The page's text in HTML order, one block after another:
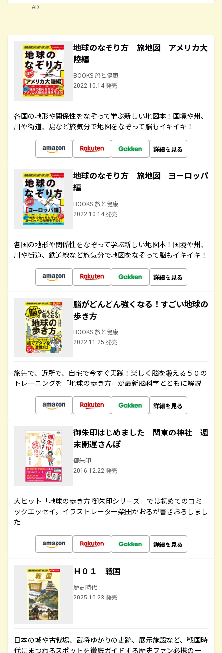
AD
地球のなぞり方 旅地図 アメリカ大
陸編
BOOKS 旅と健康
2022.10.14 発売
各国の地形や関係性をなぞって学ぶ新しい地図本！国境や州、
川や街道、島など旅気分で地図をなぞって脳もイキイキ！
詳細を見る
地球のなぞり方 旅地図 ヨーロッパ
編
BOOKS 旅と健康
2022.10.14 発売
各国の地形や関係性をなぞって学ぶ新しい地図本！国境や州、
川や街道、鉄道線など旅気分で地図をなぞって脳もイキイキ！
詳細を見る
脳がどんどん強くなる！すごい地球の
歩き方
BOOKS 旅と健康
2022.11.25 発売
旅先で、近所で、自宅で今すぐ実践！楽しく脳を鍛える５０の
トレーニングを「地球の歩き方」が最新脳科学とともに解説
詳細を見る
御朱印はじめました 関東の神社 週
末開運さんぽ
御朱印
2016.12.22 発売
大ヒット「地球の歩き方 御朱印シリーズ」では初めてのコミ
ックエッセイ。イラストレーター柴田かおるが書きおろしまし
た
詳細を見る
Ｈ０１ 戦国
歴史時代
2025.10.23 発売
日本の城や古戦場、武将ゆかりの史跡、展示施設など、戦国時
代にまつわるスポットを徹底ガイドする歴史ファン必携の一